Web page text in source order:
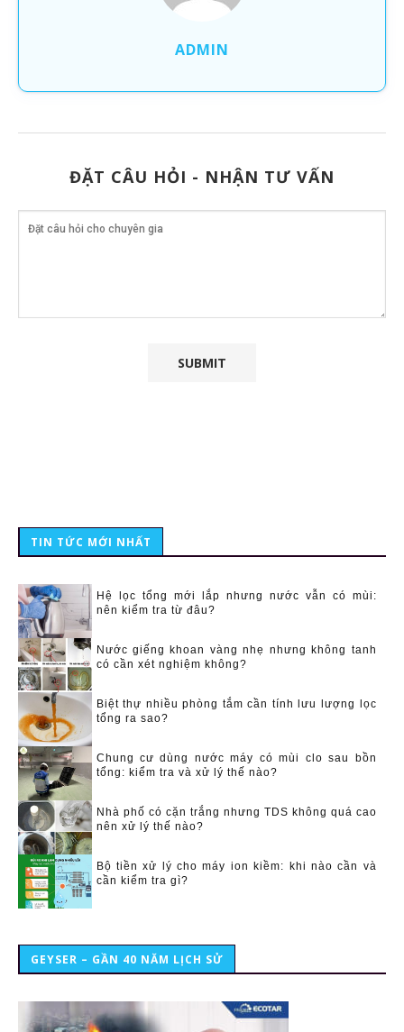
ADMIN
ĐẶT CÂU HỎI - NHẬN TƯ VẤN
TIN TỨC MỚI NHẤT
Hệ lọc tổng mới lắp nhưng nước vẫn có mùi:
nên kiểm tra từ đâu?
Nước giếng khoan vàng nhẹ nhưng không tanh
có cần xét nghiệm không?
Biệt thự nhiều phòng tắm cần tính lưu lượng lọc
tổng ra sao?
Chung cư dùng nước máy có mùi clo sau bồn
tổng: kiểm tra và xử lý thế nào?
Nhà phố có cặn trắng nhưng TDS không quá cao
nên xử lý thế nào?
Bộ tiền xử lý cho máy ion kiềm: khi nào cần và
cần kiểm tra gì?
GEYSER – GẦN 40 NĂM LỊCH SỬ